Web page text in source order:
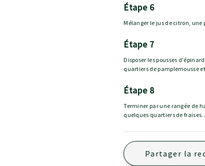
étape 6
Mélanger le jus de citron, une
étape 7
Disposer les pousses
quartiers de pamplemousse
étape 8
Terminer par une rangée de
quelques quartiers de
Partager la